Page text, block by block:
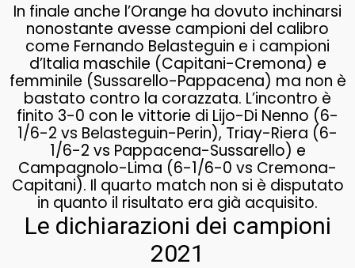
In finale anche l’Orange ha dovuto inchinarsi
nonostante avesse campioni del calibro
come Fernando Belasteguin e i campioni
d’Italia maschile (Capitani-Cremona) e
femminile (Sussarello-Pappacena) ma non è
bastato contro la corazzata. L’incontro è
finito 3-0 con le vittorie di Lijo-Di Nenno (6-
1/6-2 vs Belasteguin-Perin), Triay-Riera (6-
1/6-2 vs Pappacena-Sussarello) e
Campagnolo-Lima (6-1/6-0 vs Cremona-
Capitani). Il quarto match non si è disputato
in quanto il risultato era già acquisito.
Le dichiarazioni dei campioni
2021